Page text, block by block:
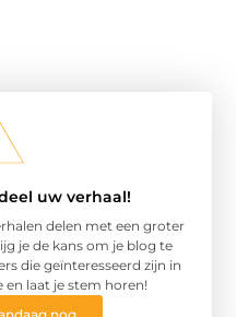
uw verhaal!
delen met een groter
je de kans om je blog te
die geïnteresseerd zijn in
laat je stem horen!